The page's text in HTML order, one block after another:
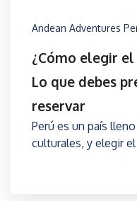
Andean Adventures
¿Cómo elegir
Lo que debes
reservar
Perú es un país
culturales, y elegir